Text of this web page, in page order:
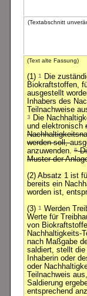
(Textabschnitt
(Text alte Fassung)
(1) 1 Die
Biokraftstoffen,
ausgestellt
Inhabers des
Teilnachweise
3
Die
und elektronisch
werden soll,
anzuwenden. 5
Muster der
(2) Absatz 1 ist
bereits ein
worden ist,
(3) 1 Werden
Werte für
von
Nachhaltigkeits-
nach Maßgabe
saldiert, stellt die
Inhaberin oder
oder
Teilnachweis
Saldierung
entsprechend